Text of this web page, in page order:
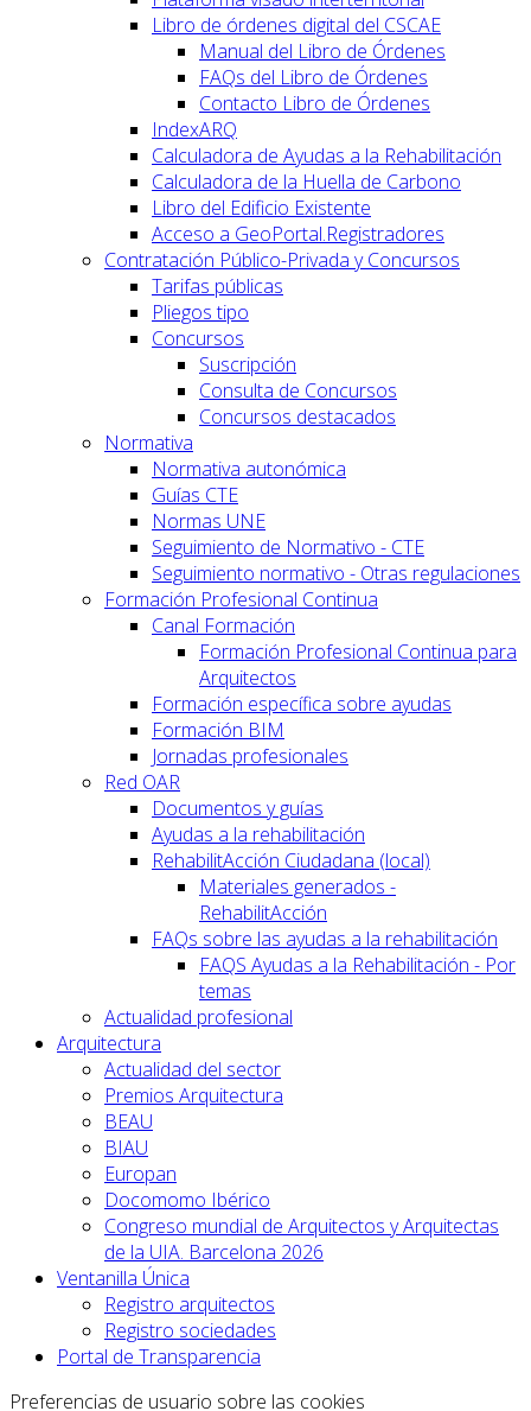
Libro de órdenes digital del CSCAE
Manual del Libro de Órdenes
FAQs del Libro de Órdenes
Contacto Libro de Órdenes
IndexARQ
Calculadora de Ayudas a la Rehabilitación
Calculadora de la Huella de Carbono
Libro del Edificio Existente
Acceso a GeoPortal.Registradores
Contratación Público-Privada y Concursos
Tarifas públicas
Pliegos tipo
Concursos
Suscripción
Consulta de Concursos
Concursos destacados
Normativa
Normativa autonómica
Guías CTE
Normas UNE
Seguimiento de Normativo - CTE
Seguimiento normativo - Otras regulaciones
Formación Profesional Continua
Canal Formación
Formación Profesional Continua para
Arquitectos
Formación específica sobre ayudas
Formación BIM
Jornadas profesionales
Red OAR
Documentos y guías
Ayudas a la rehabilitación
RehabilitAcción Ciudadana (local)
Materiales generados -
RehabilitAcción
FAQs sobre las ayudas a la rehabilitación
FAQS Ayudas a la Rehabilitación - Por
temas
Actualidad profesional
Arquitectura
Actualidad del sector
Premios Arquitectura
BEAU
BIAU
Europan
Docomomo Ibérico
Congreso mundial de Arquitectos y Arquitectas
de la UIA. Barcelona 2026
Ventanilla Única
Registro arquitectos
Registro sociedades
Portal de Transparencia
Preferencias de usuario sobre las cookies